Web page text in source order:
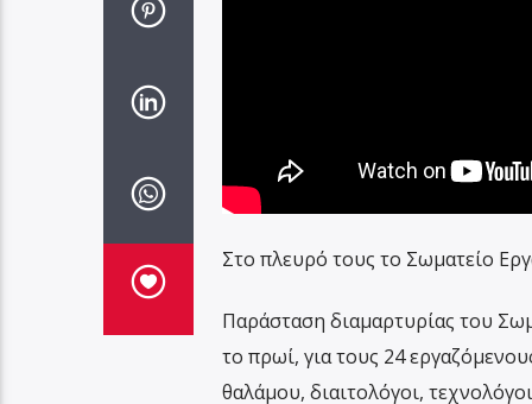
Στο πλευρό τους το Σωματείο
Παράσταση διαμαρτυρίας του
το πρωί, για τους 24
θαλάμου, διαιτολόγοι,